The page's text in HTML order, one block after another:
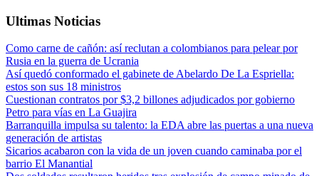
Ultimas Noticias
Como carne de cañón: así reclutan a colombianos para pelear por
Rusia en la guerra de Ucrania
Así quedó conformado el gabinete de Abelardo De La Espriella:
estos son sus 18 ministros
Cuestionan contratos por $3,2 billones adjudicados por gobierno
Petro para vías en La Guajira
Barranquilla impulsa su talento: la EDA abre las puertas a una nueva
generación de artistas
Sicarios acabaron con la vida de un joven cuando caminaba por el
barrio El Manantial